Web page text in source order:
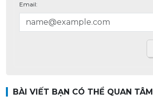
Email:
BÀI VIẾT BẠN CÓ THỂ QUAN TÂM